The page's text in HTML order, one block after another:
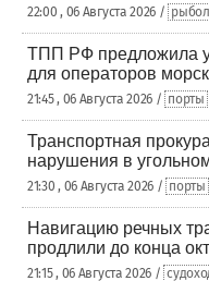
22:00 , 06 Августа 2026 /
ТПП РФ предложила
для операторов
21:45 , 06 Августа 2026 / порты
Транспортная
нарушения в
21:30 , 06 Августа 2026 / порты
Навигацию речных
продлили до конца
21:15 , 06 Августа 2026 /